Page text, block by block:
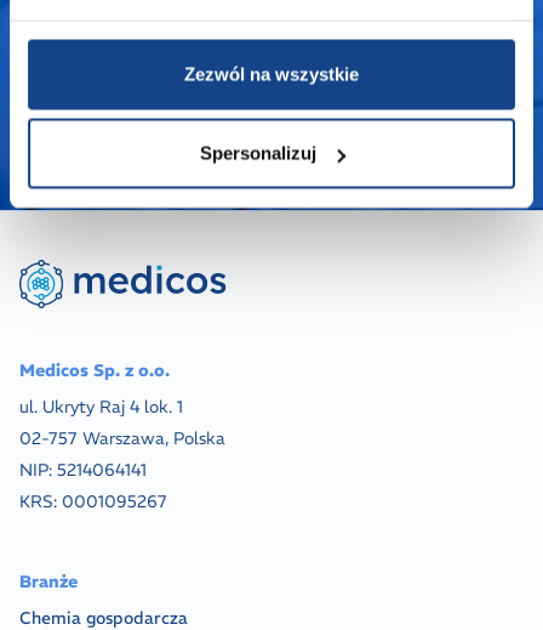
Zezwól na wszystkie
Spersonalizuj
Medicos Sp. z o.o.
ul. Ukryty Raj 4 lok. 1
02-757 Warszawa, Polska
NIP: 5214064141
KRS: 0001095267
Branże
Chemia gospodarcza